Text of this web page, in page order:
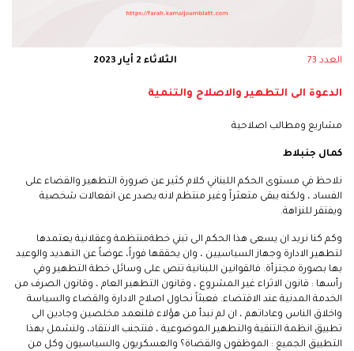
العدد 73 الثلاثاء 2 أيار 2023
الدعوة الى التطهير والاصلاح والتنمية
مشاريع ومطالب اصلاحية
كمال جنبلاط
نلاحظ في مستوى الحكم اللبناني كلام كثير عن ضرورة التطهير والقضاء على
الفساد ، ولكنه يبقى متعثراً وغير منتظم لانه يصدر عن انفعالات شخصية
ويفتقر للنزاهة.
وكم كنا نريد ان يسعى هذا الحكم الى تبني خطةمنتظمة وعقلانية يعتمدها
لتطهير الادارة وجهاز السياسيين ، وان يحققها فوراً، عوضاً عن التهديد والوعيد
بها بصورة مجتزأة. فالقوانين اللبنانية تنص على وسائل خطة التطهير وفي
رأسها : قانون الاثراء غير المشروع ، وقانون التطهير العام ، وقانون الصرف من
الخدمة المدنية عند الاقتضاء. فعبثاً نحاول اصلاح الادارة والقضاء والسياسة
واخلاق الناس وعاداتهم ، ان لم نبدأ من هؤلاء فلنعمد مخلصين وجادين الى
تطبيق انظمة التنقية والتطهير الموضوعية ، فنتجنب الانتقاد، ولنشمل بهذا
التطبيق الجميع : الموظفون والقضاة؟ والعسكريون والسياسيون وكل من